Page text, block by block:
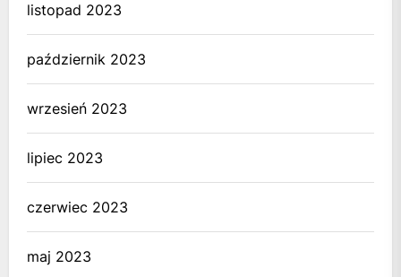
listopad 2023
październik 2023
wrzesień 2023
lipiec 2023
czerwiec 2023
maj 2023